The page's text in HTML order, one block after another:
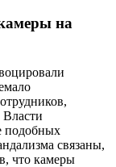
на
подобных
связаны,
что камеры